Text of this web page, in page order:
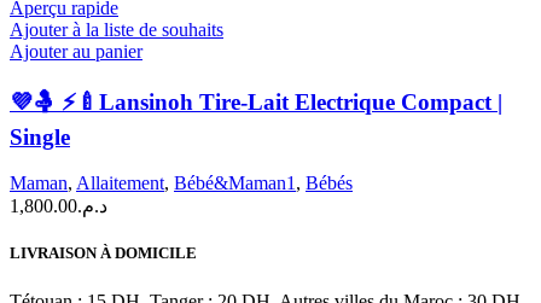
Aperçu rapide
Ajouter à la liste de souhaits
Ajouter au panier
💜🤱 ⚡🍼Lansinoh Tire-Lait Electrique Compact |
Single
Maman, Allaitement, Bébé&Maman1 , Bébés
د.م.1,800.00
LIVRAISON À DOMICILE